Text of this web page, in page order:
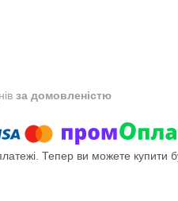
за домовленістю
Тепер ви можете купити